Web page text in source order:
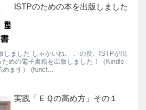
ISTPのための本を出版しました
しました しゃかいねこ この度、ISTPが現
めの電子書籍を出版しました！（Kindle
ます） (funct...
実践「ＥＱの高め方」その１